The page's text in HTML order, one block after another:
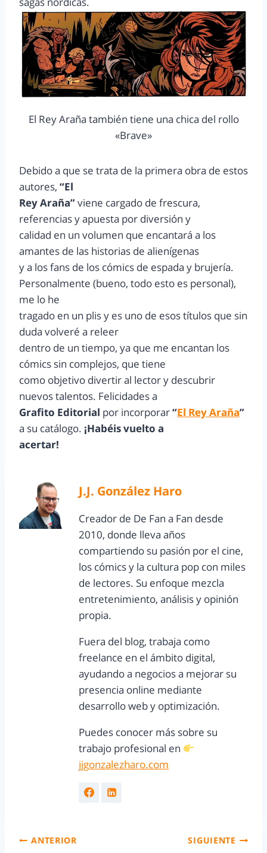
El Rey Araña también tiene una chica del rollo
«Brave»
Debido a que se trata de la primera obra de estos
autores, “El
Rey Araña”viene cargado de frescura,
referencias y apuesta por diversión y
calidad en un volumen que encantará a los
amantes de las historias de alienígenas
y a los fans de los cómics de espada y brujería.
Personalmente (bueno, todo esto es personal),
me lo he
tragado en un plis y es uno de esos títulos que sin
duda volveré a releer
dentro de un tiempo, ya que me encantan los
cómics sin complejos, que tiene
como objetivo divertir al lector y descubrir
nuevos talentos. Felicidades a
Grafito Editorial por incorporar“El Rey Araña”
a su catálogo. ¡Habéis vuelto a
acertar!
J.J. González Haro
Creador de De Fan a Fan desde
2010, donde lleva años
compartiendo su pasión por el cine,
los cómics y la cultura pop con miles
de lectores. Su enfoque mezcla
entretenimiento, análisis y opinión
propia.
Fuera del blog, trabaja como
freelance en el ámbito digital,
ayudando a negocios a mejorar su
presencia online mediante
desarrollo web y optimización.
Puedes conocer más sobre su
trabajo profesional en
jjgonzalezharo.com
ANTERIOR SIGUIENTE